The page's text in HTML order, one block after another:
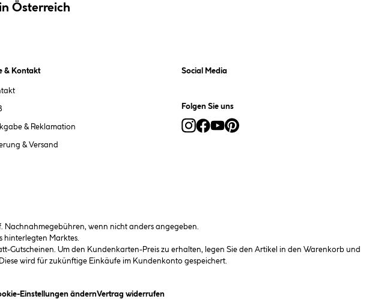
Österreich
& Kontakt
& Reklamation
& Versand
Social Media
Folgen Sie uns
Nachnahmegebühren, wenn nicht anders angegeben.
hinterlegten Marktes.
Um den Kundenkarten-Preis zu erhalten, legen Sie den Artikel in den Warenkorb und
wird für zukünftige Einkäufe im Kundenkonto gespeichert.
ein Dialogfeld)
Einstellungen ändern(öffnet ein Dialogfeld)
Vertrag widerrufen